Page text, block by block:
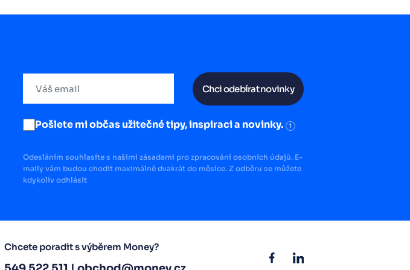
Chci odebírat novinky
Pošlete mi občas užitečné tipy, inspiraci a novinky. i
Odesláním souhlasíte s našimi zásadami pro zpracování osobních údajů. E-
maily vám budou chodit maximálně dvakrát do měsíce. Z odběru se můžete
kdykoliv odhlásit
Chcete poradit s výběrem Money?